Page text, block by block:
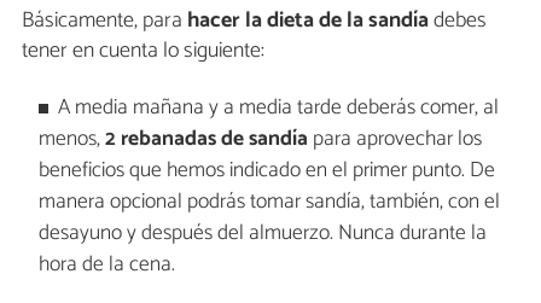
Básicamente, para hacer la dieta de la sandíadebes
tener en cuenta lo siguiente:
A media mañana y a media tarde deberás comer, al
menos,2 rebanadas de sandía para aprovechar los
beneficios que hemos indicado en el primer punto. De
manera opcional podrás tomar sandía, también, con el
desayuno y después del almuerzo. Nunca durante la
hora de la cena.